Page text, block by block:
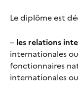
Le diplôme est
– les relations
internationales
fonctionnaires
internationales